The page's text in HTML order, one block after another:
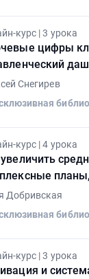
курс | 3 урока
цифры
Снегирев
курс | 4 урока
Добривская
курс | 3 урока
и